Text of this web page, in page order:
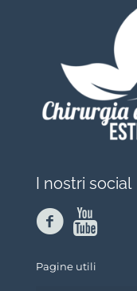
I nostri social
Pagine utili